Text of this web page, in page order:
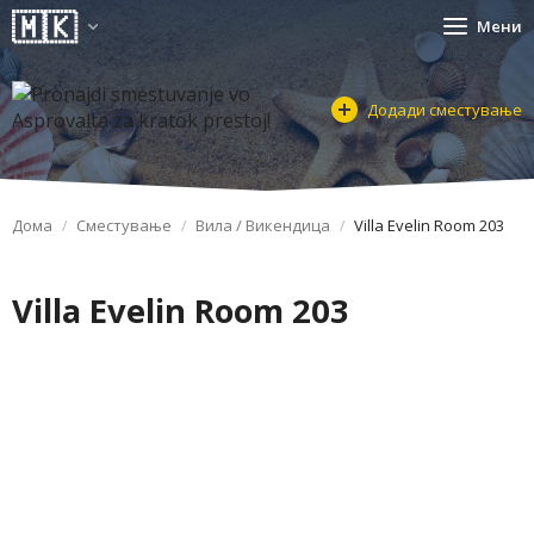
Мени
Додади сместување
Дома Сместување Вила / Викендица Villa Evelin Room 203
Villa Evelin Room 203